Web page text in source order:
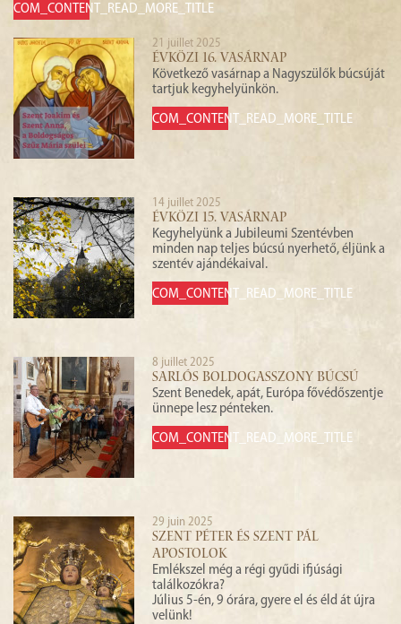
COM_CONTENT_READ_MORE_TITLE
21 juillet 2025
ÉVKÖZI 16. VASÁRNAP
Következő vasárnap a Nagyszülők búcsúját
tartjuk kegyhelyünkön.
COM_CONTENT_READ_MORE_TITLE
14 juillet 2025
ÉVKÖZI 15. VASÁRNAP
Kegyhelyünk a Jubileumi Szentévben
minden nap teljes búcsú nyerhető, éljünk a
szentév ajándékaival.
COM_CONTENT_READ_MORE_TITLE
8 juillet 2025
SARLÓS BOLDOGASSZONY BÚCSÚ
Szent Benedek, apát, Európa fővédőszentje
ünnepe lesz pénteken.
COM_CONTENT_READ_MORE_TITLE
29 juin 2025
SZENT PÉTER ÉS SZENT PÁL
APOSTOLOK
Emlékszel még a régi gyűdi ifjúsági
találkozókra?
Július 5-én, 9 órára, gyere el és éld át újra
velünk!